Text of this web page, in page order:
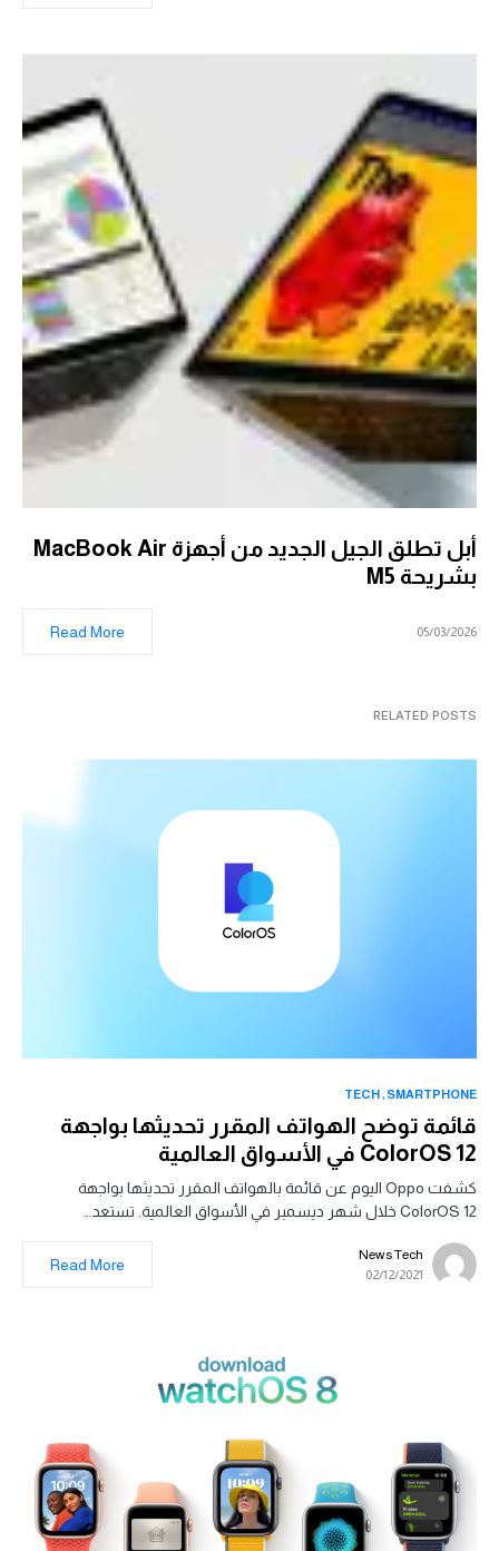
أبل تطلق الجيل الجديد من أجهزة MacBook Air
بشريحة M5
05/03/2026
Read More
RELATED POSTS
SMARTPHONE
TECH
قائمة توضح الهواتف المقرر تحديثها بواجهة
ColorOS 12 في الأسواق العالمية
كشفت Oppo اليوم عن قائمة بالهواتف المقرر تحديثها بواجهة
ColorOS 12 خلال شهر ديسمبر في الأسواق العالمية. تستعد…
News Tech
02/12/2021
Read More